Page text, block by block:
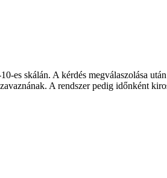
es skálán. A kérdés megválaszolása
A rendszer pedig időnként